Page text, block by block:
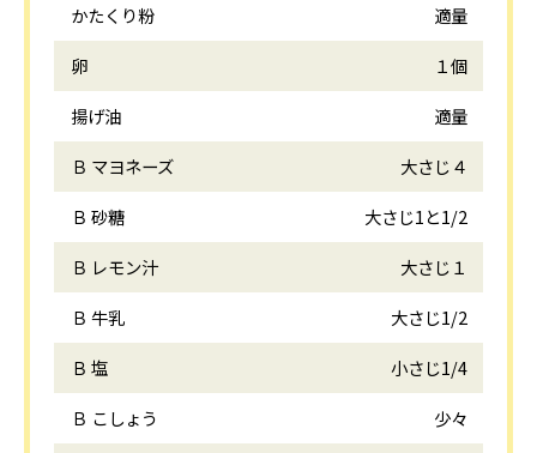
かたくり粉
適量
卵
１個
揚げ油
適量
Ｂ マヨネーズ
大さじ４
Ｂ 砂糖
大さじ1と1/2
Ｂ レモン汁
大さじ１
Ｂ 牛乳
大さじ1/2
Ｂ 塩
小さじ1/4
Ｂ こしょう
少々